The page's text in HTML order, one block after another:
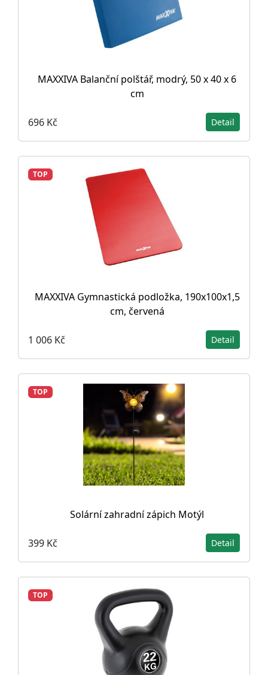
MAXXIVA Balanční polštář, modrý, 50 x 40 x 6
cm
696 Kč Detail
TOP
MAXXIVA Gymnastická podložka, 190x100x1,5
cm, červená
1 006 Kč Detail
TOP
Solární zahradní zápich Motýl
399 Kč Detail
TOP